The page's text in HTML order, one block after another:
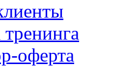
оферта